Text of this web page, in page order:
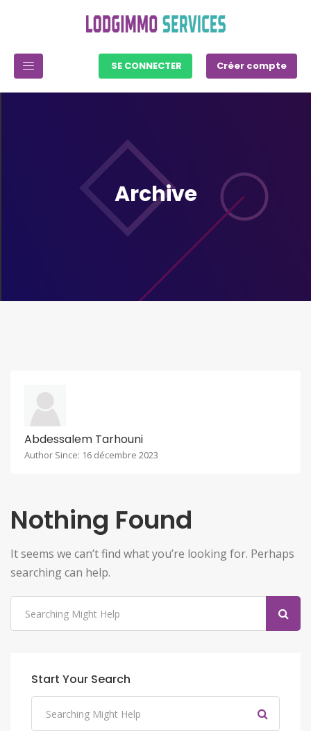
SE CONNECTER Créer compte
Archive
Abdessalem Tarhouni
Author Since: 16 décembre 2023
Nothing Found
It seems we can’t find what you’re looking for. Perhaps
searching can help.
Start Your Search